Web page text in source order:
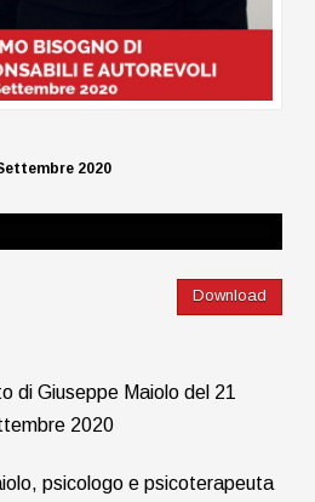
2020
Download
di Giuseppe Maiolo del 21
2020
psicologo e psicoterapeuta